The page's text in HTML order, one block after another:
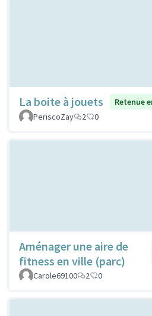
La boite à jouets
Retenue
PeriscoZay
2 0
Aménager une aire de
fitness en ville (parc)
Carole69100
2 0